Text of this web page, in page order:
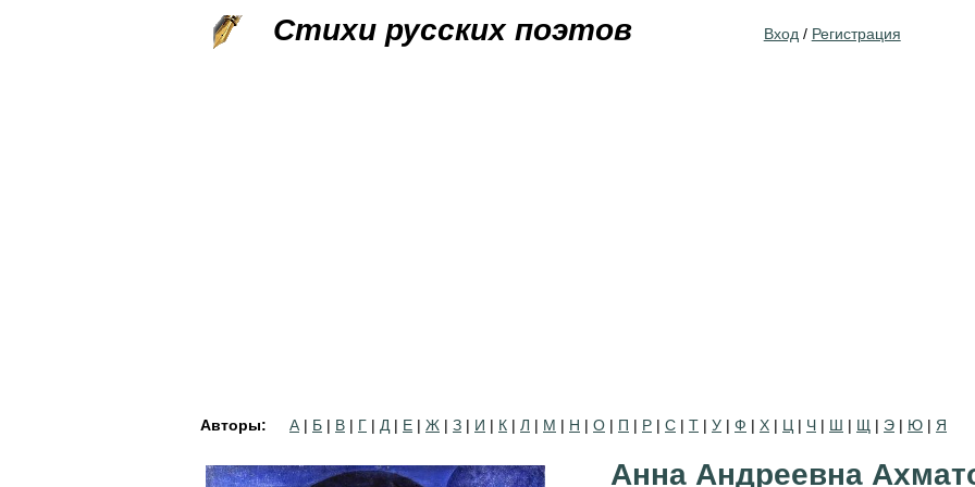
Стихи русских поэтов Вход / Регистрация
Авторы: А | Б | В | Г | Д | Е | Ж | З | И | К | Л | М | Н | О | П | Р | С | Т | У | Ф | Х | Ц | Ч | Ш | Щ | Э | Ю | Я
Анна Андреевна